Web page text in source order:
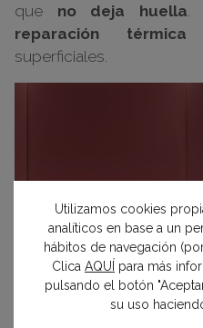
que no deja huella
reparación térmica
superficiales.
Utilizamos cookies
analíticos en base a un
hábitos de navegación
Clica AQUÍ para más
pulsando el botón
su uso